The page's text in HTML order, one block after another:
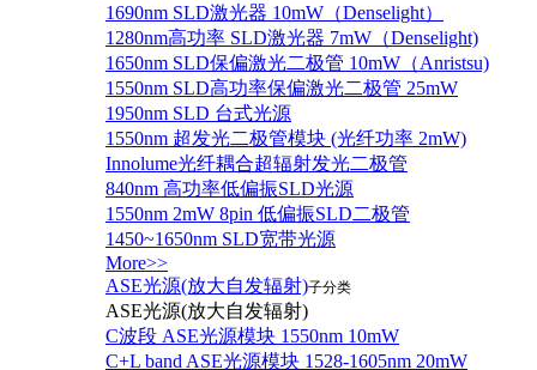
1690nm SLD激光器 10mW（Denselight）
1280nm高功率 SLD激光器 7mW（Denselight)
1650nm SLD保偏激光二极管 10mW（Anristsu)
1550nm SLD高功率保偏激光二极管 25mW
1950nm SLD 台式光源
1550nm 超发光二极管模块 (光纤功率 2mW)
Innolume光纤耦合超辐射发光二极管
840nm 高功率低偏振SLD光源
1550nm 2mW 8pin 低偏振SLD二极管
1450~1650nm SLD宽带光源
More>>
ASE光源(放大自发辐射)子分类
ASE光源(放大自发辐射)
C波段 ASE光源模块 1550nm 10mW
C+L band ASE光源模块 1528-1605nm 20mW